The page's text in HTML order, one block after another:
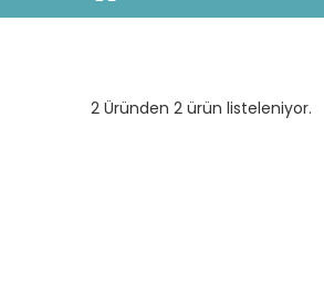
2 Üründen 2 ürün listeleniyor.